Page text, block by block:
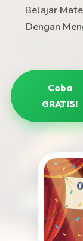
Belajar
Dengan
Coba
GRATIS!